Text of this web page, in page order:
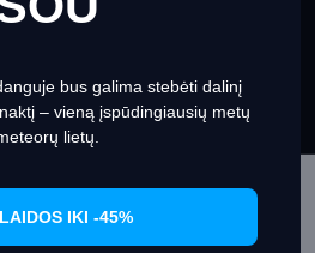
Allow Cookies
bus galima stebėti dalinį
– vieną įspūdingiausių metų
lietų.
IKI -45%